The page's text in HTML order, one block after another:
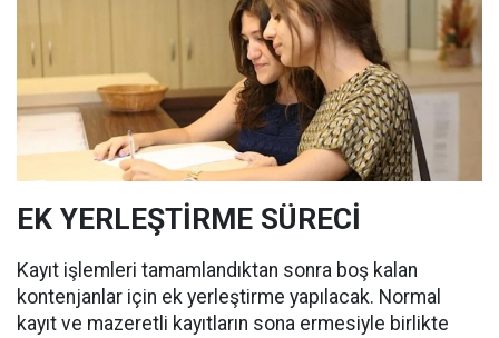
EK YERLEŞTİRME SÜRECİ
Kayıt işlemleri tamamlandıktan sonra boş kalan
kontenjanlar için ek yerleştirme yapılacak. Normal
kayıt ve mazeretli kayıtların sona ermesiyle birlikte